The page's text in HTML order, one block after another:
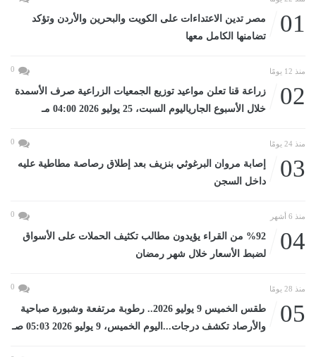
01
مصر تدين الاعتداءات على الكويت والبحرين والأردن وتؤكد
تضامنها الكامل معها
منذ 12 يومًا 0
02
زراعة قنا تعلن مواعيد توزيع الجمعيات الزراعية صرف الأسمدة
خلال الأسبوع الجارياليوم السبت، 25 يوليو 2026 04:00 مـ
منذ 24 يومًا 0
03
إصابة مروان البرغوثي بنزيف بعد إطلاق رصاصة مطاطية عليه
داخل السجن
منذ 6 أشهر 0
04
%92 من القراء يؤيدون مطالب تكثيف الحملات على الأسواق
لضبط الأسعار خلال شهر رمضان
منذ 28 يومًا 0
05
طقس الخميس 9 يوليو 2026.. رطوبة مرتفعة وشبورة صباحية
والأرصاد تكشف درجات...اليوم الخميس، 9 يوليو 2026 05:03 صـ